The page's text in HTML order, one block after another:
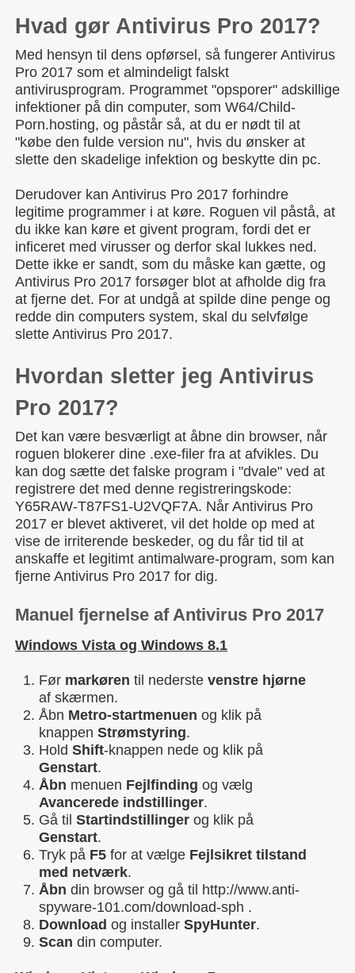
Hvad gør Antivirus Pro 2017?
Med hensyn til dens opførsel, så fungerer Antivirus
Pro 2017 som et almindeligt falskt
antivirusprogram. Programmet "opsporer" adskillige
infektioner på din computer, som W64/Child-
Porn.hosting, og påstår så, at du er nødt til at
"købe den fulde version nu", hvis du ønsker at
slette den skadelige infektion og beskytte din pc.
Derudover kan Antivirus Pro 2017 forhindre
legitime programmer i at køre. Roguen vil påstå, at
du ikke kan køre et givent program, fordi det er
inficeret med virusser og derfor skal lukkes ned.
Dette ikke er sandt, som du måske kan gætte, og
Antivirus Pro 2017 forsøger blot at afholde dig fra
at fjerne det. For at undgå at spilde dine penge og
redde din computers system, skal du selvfølge
slette Antivirus Pro 2017.
Hvordan sletter jeg Antivirus
Pro 2017?
Det kan være besværligt at åbne din browser, når
roguen blokerer dine .exe-filer fra at afvikles. Du
kan dog sætte det falske program i "dvale" ved at
registrere det med denne registreringskode:
Y65RAW-T87FS1-U2VQF7A. Når Antivirus Pro
2017 er blevet aktiveret, vil det holde op med at
vise de irriterende beskeder, og du får tid til at
anskaffe et legitimt antimalware-program, som kan
fjerne Antivirus Pro 2017 for dig.
Manuel fjernelse af Antivirus Pro 2017
Windows Vista og Windows 8.1
Før markøren til nederste venstre hjørne
af skærmen.
Åbn Metro-startmenuen og klik på
knappen Strømstyring.
Hold Shift-knappen nede og klik på
Genstart.
Åbn menuen Fejlfinding og vælg
Avancerede indstillinger.
Gå til Startindstillinger og klik på
Genstart.
Tryk på F5 for at vælge Fejlsikret tilstand
med netværk.
Åbn din browser og gå til http://www.anti-
spyware-101.com/download-sph .
Download og installer SpyHunter.
Scan din computer.